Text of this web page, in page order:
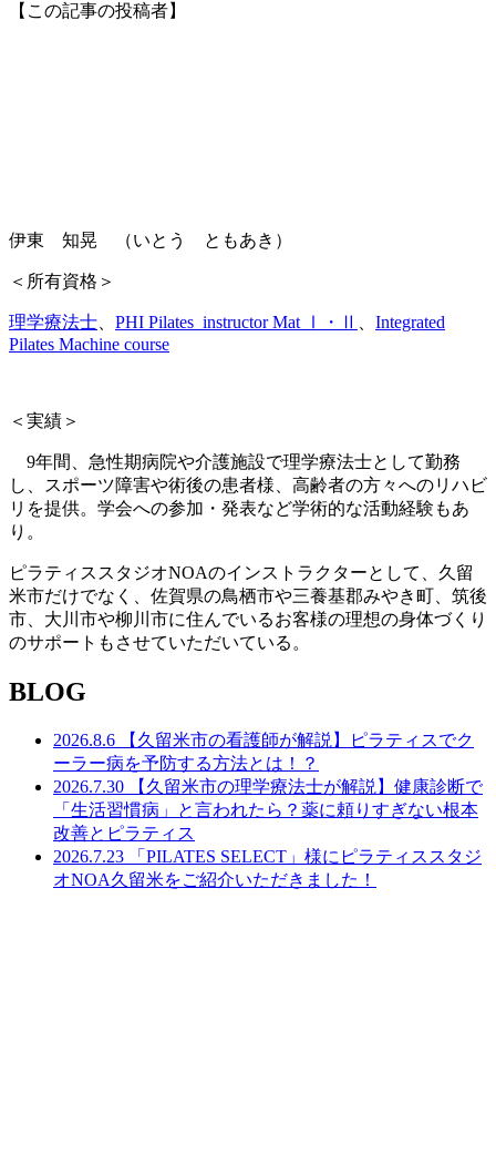
【この記事の投稿者】
伊東 知晃 （いとう ともあき）
＜所有資格＞
理学療法士 PHI Pilates instructor Mat Ⅰ・Ⅱ
Integrated
Pilates Machine course
＜実績＞
9年間、急性期病院や介護施設で理学療法士として勤務
し、スポーツ障害や術後の患者様、高齢者の方々へのリハビ
リを提供。学会への参加・発表など学術的な活動経験もあ
り。
ピラティススタジオNOAのインストラクターとして、久留
米市だけでなく、佐賀県の鳥栖市や三養基郡みやき町、筑後
市、大川市や柳川市に住んでいるお客様の理想の身体づくり
のサポートもさせていただいている。
BLOG
2026.8.6
【久留米市の看護師が解説】ピラティスでク
ーラー病を予防する方法とは！？
2026.7.30
【久留米市の理学療法士が解説】健康診断で
「生活習慣病」と言われたら？薬に頼りすぎない根本
改善とピラティス
2026.7.23
「PILATES SELECT」様にピラティススタジ
オNOA久留米をご紹介いただきました！